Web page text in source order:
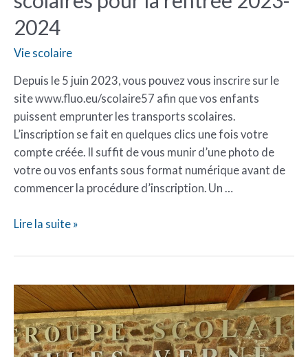
2024
Vie scolaire
Depuis le 5 juin 2023, vous pouvez vous inscrire sur le
site www.fluo.eu/scolaire57 afin que vos enfants
puissent emprunter les transports scolaires.
L’inscription se fait en quelques clics une fois votre
compte créée. Il suffit de vous munir d’une photo de
votre ou vos enfants sous format numérique avant de
commencer la procédure d’inscription. Un …
Lire la suite »
Recherche
de
bénévoles
pour